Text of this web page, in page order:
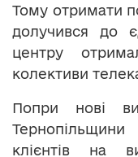
Тому отримати
долучився до
центру
колективи
Попри нові
клієнтів на